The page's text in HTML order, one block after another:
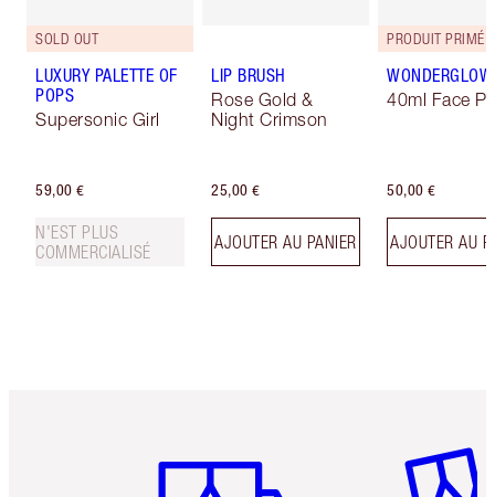
SOLD OUT
LUXURY PALETTE OF
POPS
Supersonic Girl
59,00 €
N'EST PLUS
COMMERCIALISÉ
LIP BRUSH
Rose Gold &
Night Crimson
25,00 €
AJOUTER AU PANIER
PRODUIT PRIMÉ
WONDERGLOW
40ml Face
50,00 €
AJOUTER AU